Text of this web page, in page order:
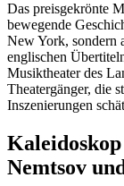
Das preisgekrönte
bewegende
New York, sondern
englischen
Musiktheater des
Theatergänger, die
Inszenierungen
Nemtsov